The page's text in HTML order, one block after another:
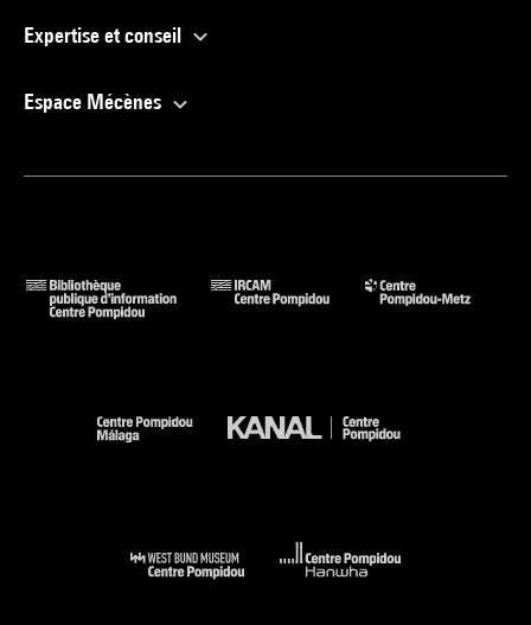
Expertise et conseil
Espace Mécènes